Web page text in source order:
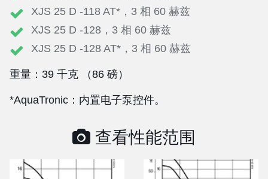
XJS 25 D -118 AT*，3 相 60 赫兹
XJS 25 D -128，3 相 60 赫兹
XJS 25 D -128 AT*，3 相 60 赫兹
重量：39 千克 （86 磅）
*AquaTronic：内置电子泵控件。
查看性能范围